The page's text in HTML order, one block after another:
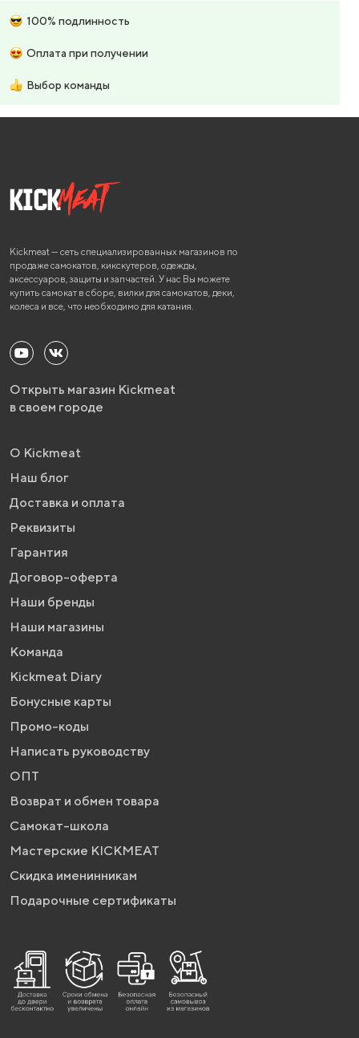
100% подлинность
Оплата при получении
Выбор команды
Kickmeat — сеть специализированных магазинов по
продаже самокатов, кикскутеров, одежды,
аксессуаров, защиты и запчастей. У нас Вы можете
купить самокат в сборе, вилки для самокатов, деки,
колеса и все, что необходимо для катания.
Открыть магазин Kickmeat
в своем городе
О Kickmeat
Наш блог
Доставка и оплата
Реквизиты
Гарантия
Договор-оферта
Наши бренды
Наши магазины
Команда
Kickmeat Diary
Бонусные карты
Промо-коды
Написать руководству
ОПТ
Возврат и обмен товара
Самокат-школа
Мастерские KICKMEAT
Скидка именинникам
Подарочные сертификаты